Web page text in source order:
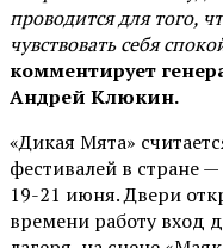
проводится для того,
чувствовать себя
комментирует
Андрей Клюкин.
«Дикая Мята»
фестивалей в стране
19-21 июня. Двери
времени работу вход